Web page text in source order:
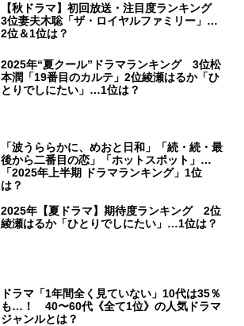
【秋ドラマ】初回放送・注目度ランキング
3位妻夫木聡「ザ・ロイヤルファミリー」…
2位＆1位は？
2025年“夏クール”ドラマランキング 3位松
本潤「19番目のカルテ」2位綾瀬はるか「ひ
とりでしにたい」…1位は？
「波うららかに、めおと日和」「続・続・最
後から二番目の恋」「ホットスポット」…
「2025年上半期 ドラマランキング」1位
は？
2025年【夏ドラマ】期待度ランキング 2位
綾瀬はるか「ひとりでしにたい」…1位は？
ドラマ「1年間全く見ていない」10代は35％
も…！ 40〜60代《全て1位》の人気ドラマ
ジャンルとは？